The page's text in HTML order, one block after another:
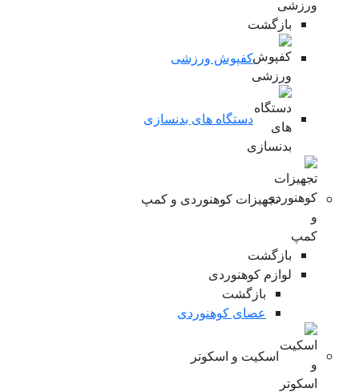
بازگشت
کفپوش ورزشی
دستگاه های بدنسازی
تجهیزات کوهنوردی و کمپ
بازگشت
لوازم کوهنوردی
بازگشت
عصای کوهنوردی
اسکیت و اسکوتر